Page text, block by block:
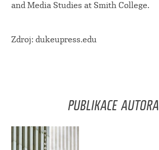
and Media Studies at Smith College.
Zdroj: dukeupress.edu
PUBLIKACE AUTORA